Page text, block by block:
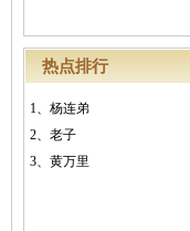
热点排行
1、 杨连弟
2、 老子
3、 黄万里